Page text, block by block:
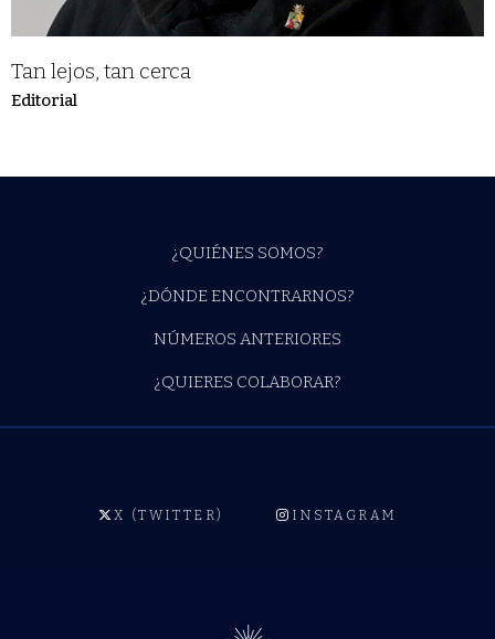
Tan lejos, tan cerca
Editorial
¿QUIÉNES SOMOS?
¿DÓNDE ENCONTRARNOS?
NÚMEROS ANTERIORES
¿QUIERES COLABORAR?
X (TWITTER) INSTAGRAM